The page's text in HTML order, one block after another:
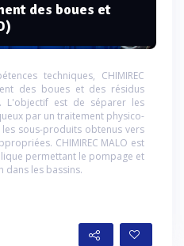
des boues et
techniques, CHIMIREC
des boues et des résidus
L'objectif est de séparer les
par un traitement physico-
sous-produits obtenus vers
CHIMIREC MALO est
permettant le pompage et
dans les bassins.